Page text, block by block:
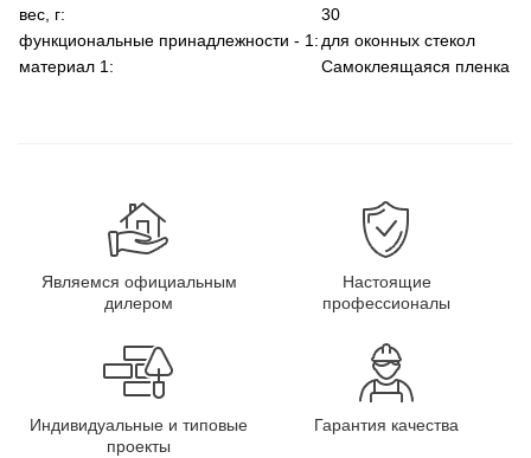
вес, г:
30
функциональные принадлежности - 1: для оконных стекол
материал 1:
Самоклеящаяся пленка
Являемся официальным
дилером
Настоящие
профессионалы
Индивидуальные и типовые
проекты
Гарантия качества